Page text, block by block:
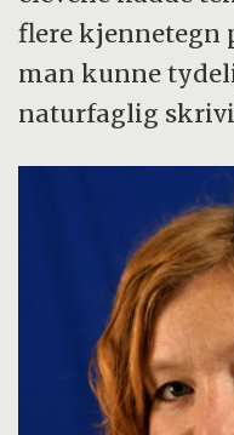
flere kjennetegn
man kunne
naturfaglig